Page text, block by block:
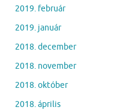
2019. február
2019. január
2018. december
2018. november
2018. október
2018. április